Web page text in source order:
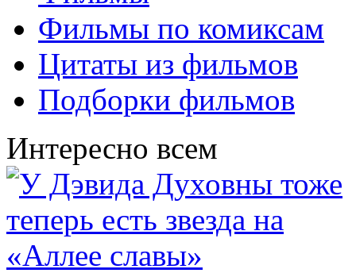
Фильмы по комиксам
Цитаты из фильмов
Подборки фильмов
Интересно всем